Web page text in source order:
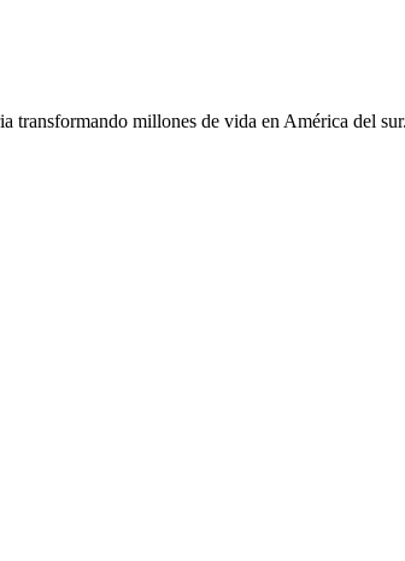
transformando millones de vida en América del sur.